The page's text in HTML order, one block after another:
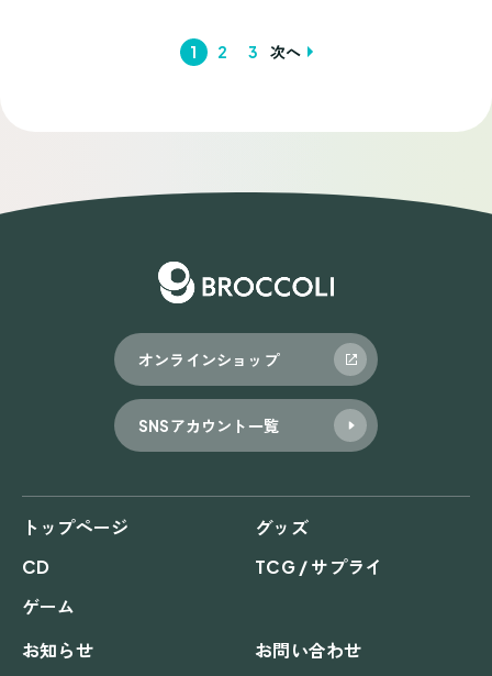
ゲ
1 2 3 次へ
オンラインショップ
SNSアカウント一覧
トップページ
グッズ
CD
TCG / サプライ
ゲーム
お知らせ
お問い合わせ